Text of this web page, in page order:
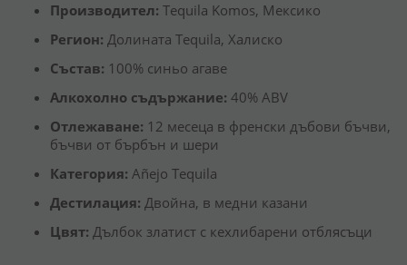
Производител: Tequila Komos, Мексико
Регион: Долината Tequila, Халиско
Състав: 100% синьо агаве
Алкохолно съдържание: 40% ABV
Отлежаване: 12 месеца в френски дъбови бъчви,
бъчви от бърбън и шери
Категория: Añejo Tequila
Дестилация: Двойна, в медни казани
Цвят: Дълбок златист с кехлибарени отблясъци